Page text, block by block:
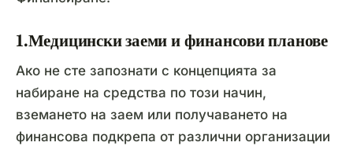
1.Медицински заеми и финансови планове
Ако не сте запознати с концепцията за
набиране на средства по този начин,
вземането на заем или получаването на
финансова подкрепа от различни организации